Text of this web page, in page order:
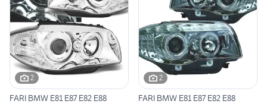
2
FARI BMW E81 E87 E82 E88
2
FARI BMW E81 E87 E82 E88